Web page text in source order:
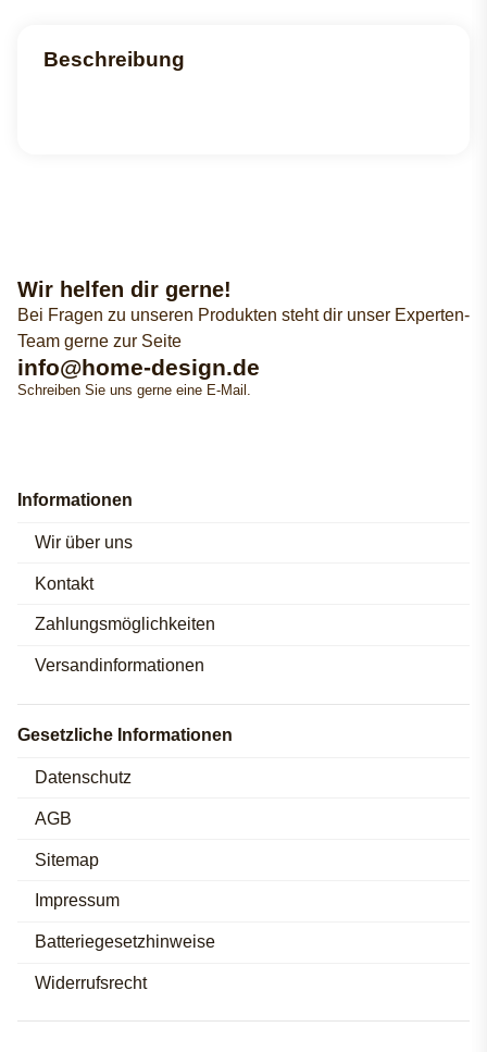
Beschreibung
Wir helfen dir gerne!
Bei Fragen zu unseren Produkten steht dir unser Experten-
Team gerne zur Seite
info@home-design.de
Schreiben Sie uns gerne eine E-Mail.
Informationen
Wir über uns
Kontakt
Zahlungsmöglichkeiten
Versandinformationen
Gesetzliche Informationen
Datenschutz
AGB
Sitemap
Impressum
Batteriegesetzhinweise
Widerrufsrecht